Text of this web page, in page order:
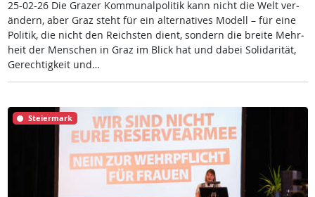
25-02-26 Die Gra­zer Kom­mu­nal­po­li­tik kann nicht die Welt ve­r­
än­dern, aber Graz steht für ein al­ter­na­ti­ves Mo­dell – für ei­ne
Po­li­tik, die nicht den Reichs­ten di­ent, son­dern die brei­te Mehr­
heit der Men­schen in Graz im Blick hat und da­bei So­li­da­ri­tät,
Ge­rech­tig­keit und…
Steiermark